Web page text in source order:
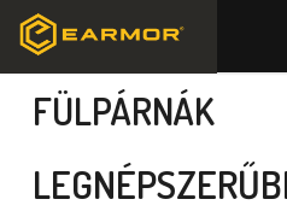
Ugrás
fő
tartalomhoz
Kezdőlap
FÜLPÁRNÁK